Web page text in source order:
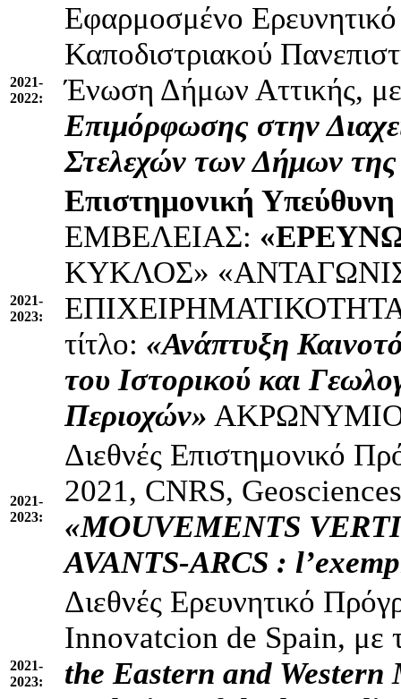
2021-
2022:
Εφαρμοσμένο
Καποδιστριακού
Ένωση Δήμων Αττικής,
Επιμόρφωσης στην
Στελεχών των Δήμων της
2021-
2023:
Επιστημονική Υπεύθυνη
ΕΜΒΕΛΕΙΑΣ:
ΚΥΚΛΟΣ»
τίτλο: «Ανάπτυξη
του Ιστορικού και
Περιοχών»
2021-
2023:
Διεθνές Επιστημονικό
2021, CNRS,
«MOUVEMENTS
AVANTS-ARCS :
2021-
2023:
Διεθνές Ερευνητικό
Innovatcion de Spain, με
the Eastern and